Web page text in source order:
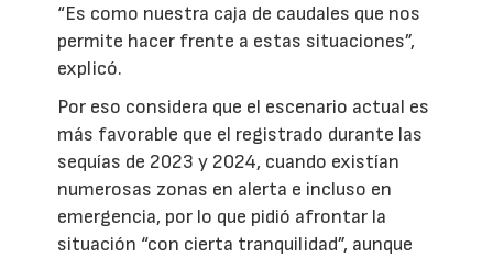
“Es como nuestra caja de caudales que nos
permite hacer frente a estas situaciones”,
explicó.
Por eso considera que el escenario actual es
más favorable que el registrado durante las
sequías de 2023 y 2024, cuando existían
numerosas zonas en alerta e incluso en
emergencia, por lo que pidió afrontar la
situación “con cierta tranquilidad”, aunque